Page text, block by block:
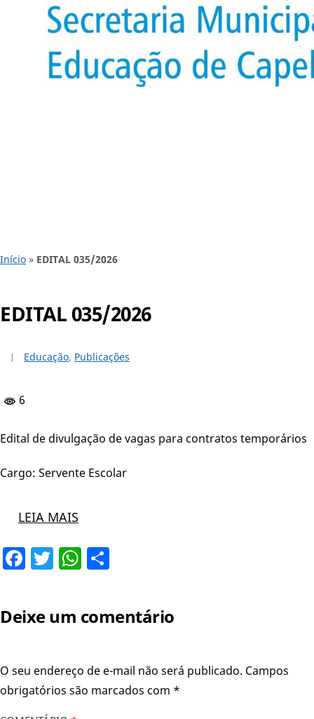
Início » EDITAL 035/2026
EDITAL 035/2026
Educação, Publicações
6
Edital de divulgação de vagas para contratos temporários
Cargo: Servente Escolar
LEIA MAIS
Facebook
TwitterWhatsApp
Deixe um comentário
O seu endereço de e-mail não será publicado. Campos
obrigatórios são marcados com *